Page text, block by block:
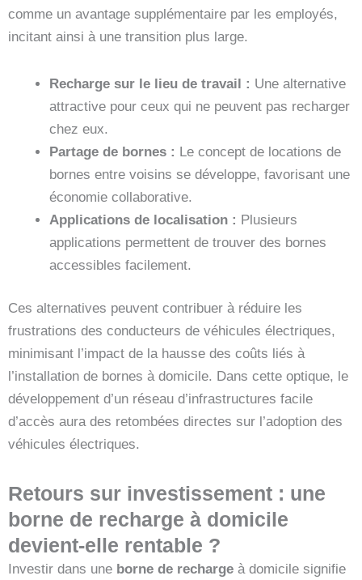
comme un avantage supplémentaire par les employés,
incitant ainsi à une transition plus large.
Recharge sur le lieu de travail : Une alternative
attractive pour ceux qui ne peuvent pas recharger
chez eux.
Partage de bornes : Le concept de locations de
bornes entre voisins se développe, favorisant une
économie collaborative.
Applications de localisation : Plusieurs
applications permettent de trouver des bornes
accessibles facilement.
Ces alternatives peuvent contribuer à réduire les
frustrations des conducteurs de véhicules électriques,
minimisant l’impact de la hausse des coûts liés à
l’installation de bornes à domicile. Dans cette optique, le
développement d’un réseau d’infrastructures facile
d’accès aura des retombées directes sur l’adoption des
véhicules électriques.
Retours sur investissement : une
borne de recharge à domicile
devient-elle rentable ?
Investir dans une borne de recharge à domicile signifie